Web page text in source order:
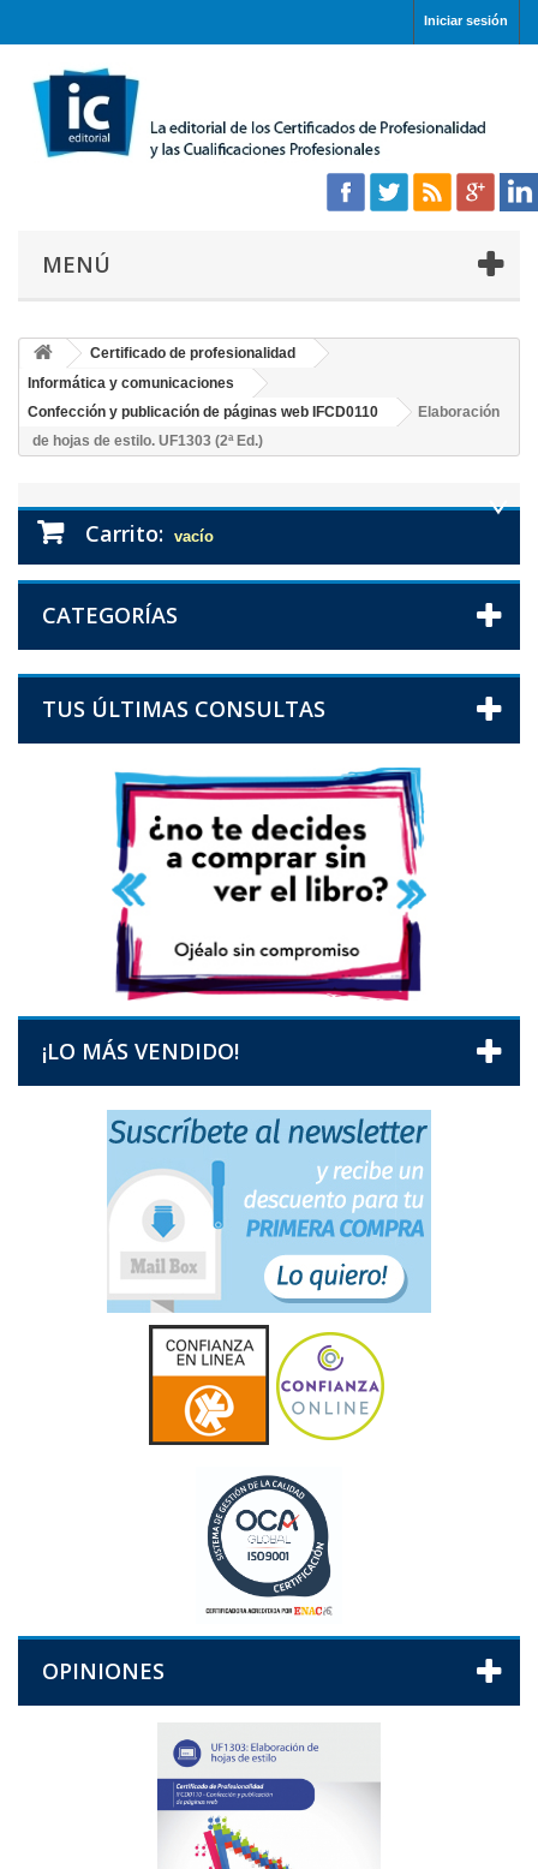
Iniciar sesión
MENÚ
Certificado de profesionalidad
Informática y comunicaciones
Confección y publicación de páginas web IFCD0110
Elaboración
de hojas de estilo. UF1303 (2ª Ed.)
Carrito: vacío
CATEGORÍAS
TUS ÚLTIMAS CONSULTAS
¡LO MÁS VENDIDO!
OPINIONES